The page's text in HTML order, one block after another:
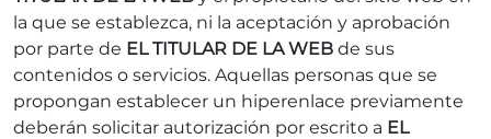
la que se establezca, ni la aceptación y aprobación
por parte de EL TITULAR DE LA WEB de sus
contenidos o servicios. Aquellas personas que se
propongan establecer un hiperenlace previamente
deberán solicitar autorización por escrito a EL